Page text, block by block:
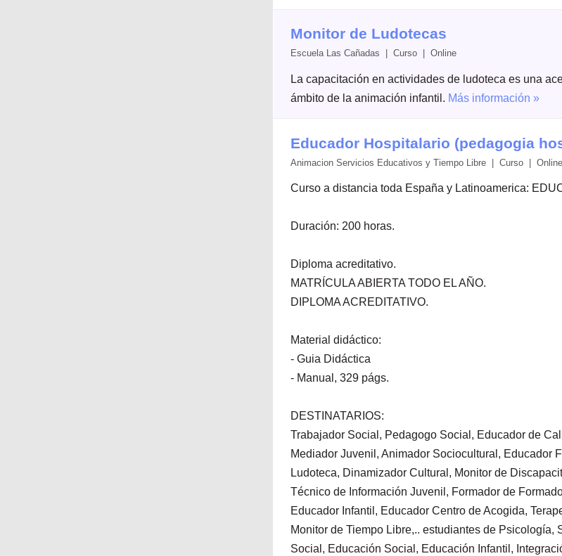
Monitor de Ludotecas
Escuela Las Cañadas | Curso | Online
La capacitación en actividades de ludoteca es una
ámbito de la animación infantil. Más información »
Educador Hospitalario (pedagogia
Animacion Servicios Educativos y Tiempo Libre | Curso |
Curso a distancia toda España y Latinoamerica:
Duración: 200 horas.
Diploma acreditativo.
MATRÍCULA ABIERTA TODO EL AÑO.
DIPLOMA ACREDITATIVO.
Material didáctico:
- Guia Didáctica
- Manual, 329 págs.
DESTINATARIOS:
Trabajador Social, Pedagogo Social, Educador de
Mediador Juvenil, Animador Sociocultural, Educador
Ludoteca, Dinamizador Cultural, Monitor de
Técnico de Información Juvenil, Formador de
Educador Infantil, Educador Centro de Acogida,
Monitor de Tiempo Libre,.. estudiantes de
Social, Educación Social, Educación Infantil,